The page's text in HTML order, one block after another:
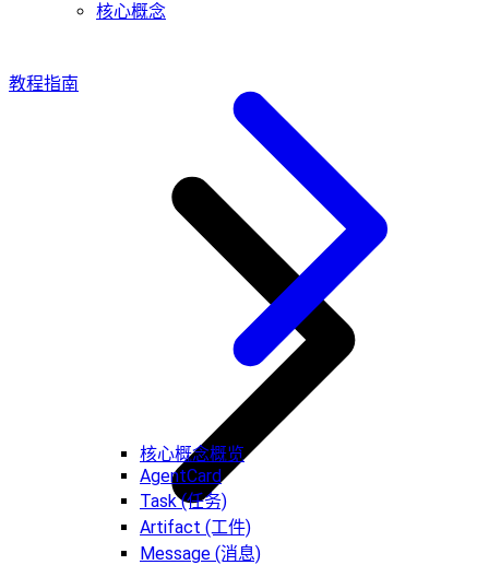
核心概念
核心概念概览
AgentCard
Task (任务)
Artifact (工件)
Message (消息)
教程指南